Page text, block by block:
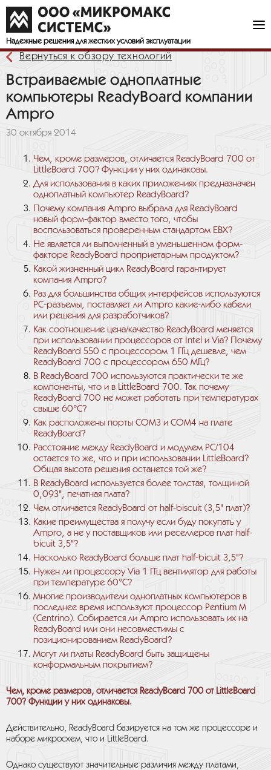
Надежные решения для жестких условий эксплуатации
Вернуться к обзору технологий
Встраиваемые одноплатные
компьютеры ReadyBoard компании
Ampro
30 октября 2014
Чем, кроме размеров, отличается ReadyBoard 700 от
LittleBoard 700? Функции у них одинаковы.
Для использования в каких приложениях предназначен
одноплатный компьютер ReadyBoard?
Почему компания Ampro выбрала для ReadyBoard
новый форм-фактор вместо того, чтобы
воспользоваться проверенным стандартом EBX?
Не является ли выполненный в уменьшенном форм-
факторе ReadyBoard проприетарным продуктом?
Какой жизненный цикл ReadyBoard гарантирует
компания Ampro?
Раз для большинства общих интерфейсов используются
РС-разъемы, поставляет ли Ampro какие-либо кабели
или решения для разработчиков?
Как соотношение цена/качество ReadyBoard меняется
при использовании процессоров от Intel и Via? Почему
ReadyBoard 550 с процессором 1 ГГц дешевле, чем
ReadyBoard 700 с процессором 650 МГц?
В ReadyBoard 700 используются практически те же
компоненты, что и в LittleBoard 700. Так почему
ReadyBoard 700 не может работать при температурах
свыше 60°C?
Как расположены порты СОМ3 и СОМ4 на плате
ReadyBoard?
Расстояние между ReadyBoard и модулем РС/104
остается то же, что и при использовании LittleBoard?
Общая высота решения останется той же?
В ReadyBoard используется более толстая, толщиной
0,093", печатная плата?
Чем отличается ReadyBoard от half-biscuit (3,5" плат)?
Какие преимущества я получу если буду покупать у
Ampro, а не у поставщиков или реселлеров плат half-
bicuit 3,5"?
Насколько ReadyBoard больше плат half-bicuit 3,5"?
Нужен ли процессору Via 1 ГГц вентилятор для работы
при температуре 60°С?
Многие производители одноплатных компьютеров в
последнее время используют процессор Pentium M
(Centrino). Собирается ли Ampro использовать их на
ReadyBoard или они несовместимы с
позиционированием ReadyBoard?
Могут ли платы ReadyBoard быть защищены
конформальным покрытием?
Чем, кроме размеров, отличается ReadyBoard 700 от LittleBoard
700? Функции у них одинаковы.
Действительно, ReadyBoard базируется на том же процессоре и
наборе микросхем, что и LittleBoard.
Однако существуют значительные различия между платами,